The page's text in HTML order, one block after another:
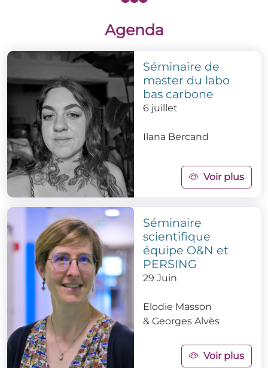
Agenda
Séminaire de
master du labo
bas carbone
6 juillet
Ilana Bercand
Voir plus
Séminaire
scientifique
équipe O&N et
PERSING
29 Juin
Elodie Masson
& Georges Alvès
Voir plus